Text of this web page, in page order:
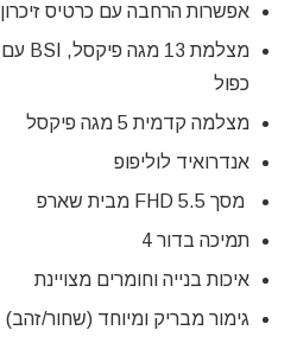
אפשרות הרחבה עם כרטיס זיכרון
כפול
מצלמה קדמית 5 מגה פיקסל
אנדרואיד לוליפופ
מסך FHD 5.5 מבית שארפ
תמיכה בדור 4
איכות בנייה וחומרים מצויינת
גימור מבריק ומיוחד (שחור/זהב)